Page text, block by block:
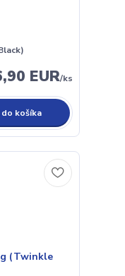
EUR/ks
košíka